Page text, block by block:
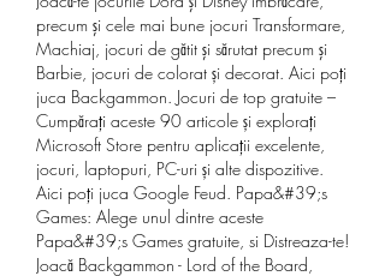
precum şi cele mai bune jocuri Transformare,
Machiaj, jocuri de gătit şi sărutat precum şi
Barbie, jocuri de colorat și decorat. Aici poţi
juca Backgammon. Jocuri de top gratuite –
Cumpărați aceste 90 articole și explorați
Microsoft Store pentru aplicații excelente,
jocuri, laptopuri, PC-uri și alte dispozitive.
Aici poţi juca Google Feud. Papa&#39;s
Games: Alege unul dintre aceste
Papa&#39;s Games gratuite, si Distreaza-te!
Joacă Backgammon - Lord of the Board,